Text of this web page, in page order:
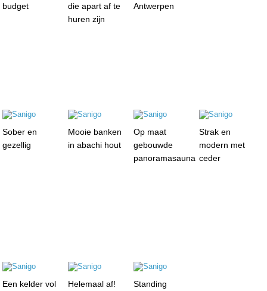
budget
die apart af te
huren zijn
Antwerpen
Sober en
gezellig
Mooie banken
in abachi hout
Op maat
gebouwde
panoramasauna
Strak en
modern met
ceder
Een kelder vol
Helemaal af! Standing